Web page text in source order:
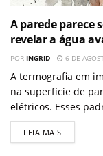
A parede parece
revelar a água
POR INGRID 6 DE
A termografia em
na superfície de
elétricos. Esses
LEIA MAIS